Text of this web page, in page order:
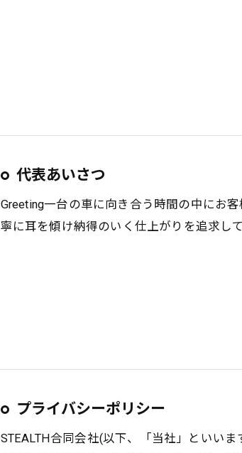
代表あいさつ
Greeting一台の車に向き合う時間の中にお
寧に耳を傾け納得のいく仕上がりを追求し
プライバシーポリシー
STEALTH合同会社(以下、「当社」といい